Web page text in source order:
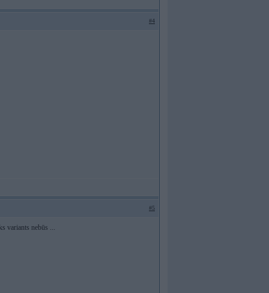
#4
#5
variants nebūs ...